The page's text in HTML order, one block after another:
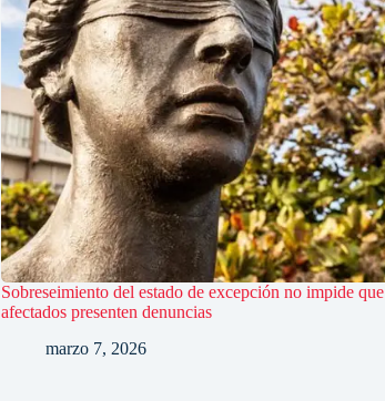
Sobreseimiento del estado de excepción no impide que
afectados presenten denuncias
marzo 7, 2026